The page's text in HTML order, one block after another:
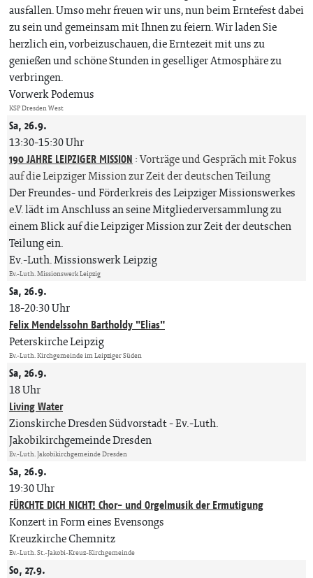
ausfallen. Umso mehr freuen wir uns, nun beim Erntefest dabei
zu sein und gemeinsam mit Ihnen zu feiern. Wir laden Sie
herzlich ein, vorbeizuschauen, die Erntezeit mit uns zu
genießen und schöne Stunden in geselliger Atmosphäre zu
verbringen.
Vorwerk Podemus
KSP Dresden West
Sa, 26.9.
13:30-15:30 Uhr
190 JAHRE LEIPZIGER MISSION :Vorträge und Gespräch mit Fokus
auf die Leipziger Mission zur Zeit der deutschen Teilung
Der Freundes- und Förderkreis des Leipziger Missionswerkes
e.V. lädt im Anschluss an seine Mitgliederversammlung zu
einem Blick auf die Leipziger Mission zur Zeit der deutschen
Teilung ein.
Ev.-Luth. Missionswerk Leipzig
Ev.-Luth. Missionswerk Leipzig
Sa, 26.9.
18-20:30 Uhr
Felix Mendelssohn Bartholdy "Elias"
Peterskirche Leipzig
Ev.-Luth. Kirchgemeinde im Leipziger Süden
Sa, 26.9.
18 Uhr
Living Water
Zionskirche Dresden Südvorstadt Ev.-Luth.
Jakobikirchgemeinde Dresden
Ev.-Luth. Jakobikirchgemeinde Dresden
Sa, 26.9.
19:30 Uhr
FÜRCHTE DICH NICHT! Chor- und Orgelmusik der Ermutigung
Konzert in Form eines Evensongs
Kreuzkirche Chemnitz
Ev.-Luth. St.-Jakobi-Kreuz-Kirchgemeinde
So, 27.9.